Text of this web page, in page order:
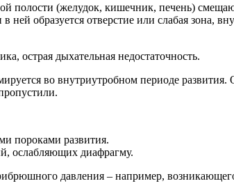
(желудок, кишечник, печень)
образуется отверстие или слабая зона,
острая дыхательная недостаточность.
во внутриутробном периоде
пороками развития.
ослабляющих диафрагму.
давления – например,